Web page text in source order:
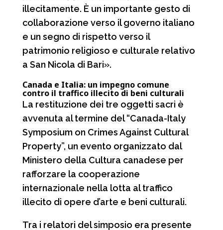
illecitamente. È un importante gesto di
collaborazione verso il governo italiano
e un segno di rispetto verso il
patrimonio religioso e culturale relativo
a San Nicola di Bari».
Canada e Italia: un impegno comune
contro il traffico illecito di beni culturali
La restituzione dei tre oggetti sacri è
avvenuta al termine del “Canada-Italy
Symposium on Crimes Against Cultural
Property”, un evento organizzato dal
Ministero della Cultura canadese per
rafforzare la cooperazione
internazionale nella lotta al traffico
illecito di opere d’arte e beni culturali.
Tra i relatori del simposio era presente